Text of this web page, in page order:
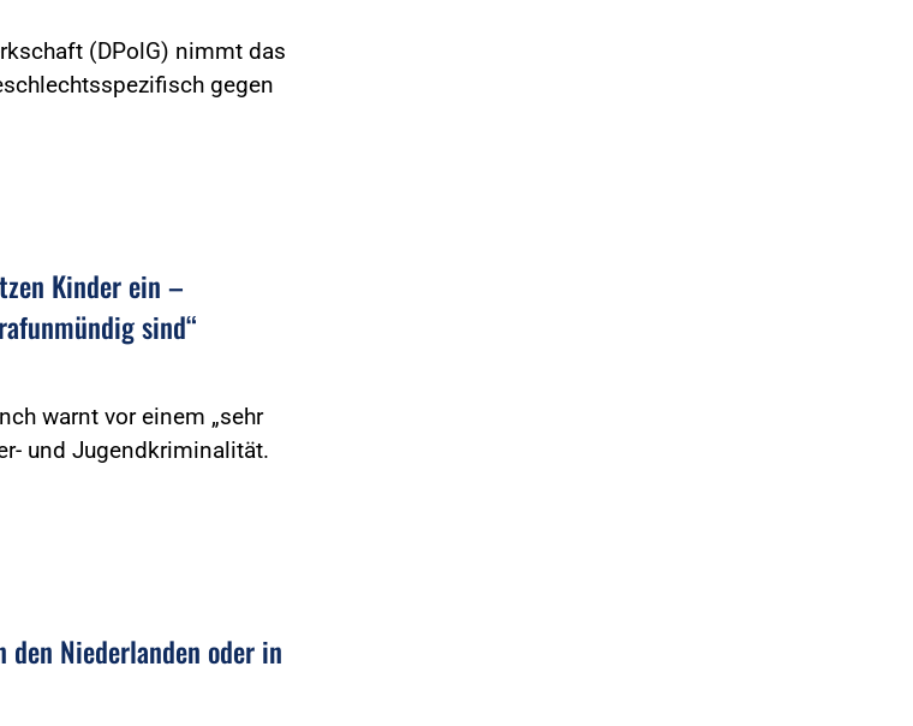
(DPolG) nimmt das
gegen
Kinder ein –
sind“
warnt vor einem „sehr
und Jugendkriminalität.
Niederlanden oder in